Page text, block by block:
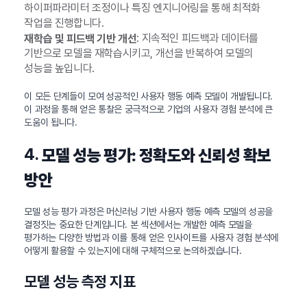
하이퍼파라미터 조정이나 특징 엔지니어링을 통해 최적화
작업을 진행합니다.
재학습 및 피드백 기반 개선: 지속적인 피드백과 데이터를
기반으로 모델을 재학습시키고, 개선을 반복하여 모델의
성능을 높입니다.
이 모든 단계들이 모여 성공적인 사용자 행동 예측 모델이 개발됩니다.
이 과정을 통해 얻은 통찰은 궁극적으로 기업의 사용자 경험 분석에 큰
도움이 됩니다.
4.모델 성능 평가: 정확도와 신뢰성 확보
방안
모델 성능 평가 과정은 머신러닝 기반 사용자 행동 예측 모델의 성공을
결정짓는 중요한 단계입니다. 본 섹션에서는 개발한 예측 모델을
평가하는 다양한 방법과 이를 통해 얻은 인사이트를 사용자 경험 분석에
어떻게 활용할 수 있는지에 대해 구체적으로 논의하겠습니다.
모델 성능 측정 지표